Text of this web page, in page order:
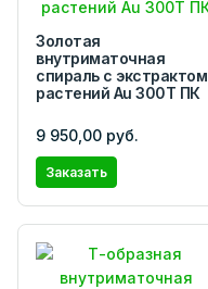
Золотая
внутриматочная
спираль с экстрактом
растений Au 300Т ПК
9 950,00 руб.
Заказать